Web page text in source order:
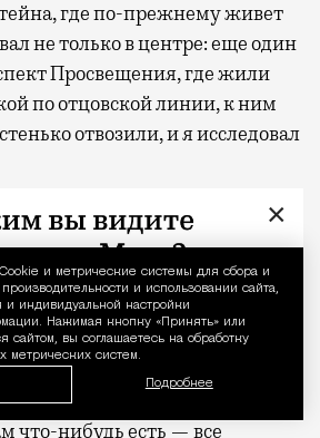
Уведомление
и метрические системы для сбора и
и использовании сайта,
индивидуальной настройки
Нажимая кнопку «Принять» или
сайтом, вы соглашаетесь на обработку
метрических систем.
Подробнее
где по-прежнему живет
не только в центре: еще один
Просвещения, где жили
по отцовской линии, к ним
отвозили, и я исследовал
Москву…
учиться подальше от дома и
жизнью — намеренное
и приучение к
себя. Ведь в Петербурге есть
домой, откроешь
что-нибудь есть — все
×